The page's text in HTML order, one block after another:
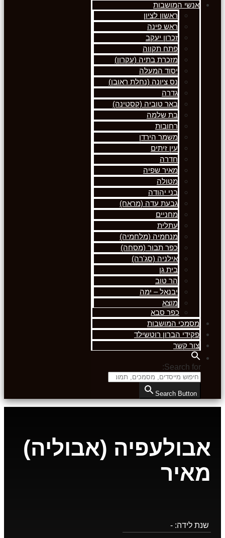
אנשי המושבות
ראשון לציון
ראש פינה
זכרון יעקב
פתח תקווה
מזכרת בתיה (עקרון)
יסוד המעלה
נס ציונה (נחלת ראובן)
גדרה
באר טוביה (קסטינה)
בת שלמה
רחובות
משמר הירדן
עין זיתים
חדרה
מאיר שפיה
מטולה
בני יהודה
גבעת עדה (מראח)
מחניים
עתלית
מנחמיה (מלחמיה)
כפר תבור (מסחה)
אילניה (סג'רה)
בית גן
הר טוב
יבנאל – ימה
מוצא
כפר סבא
מסמכי המושבות
פקידי הברון רוטשילד
צור קשר
Search for:
Search Button
אבולעפיה (אבוליה)
מאיר
שנת לידה: -